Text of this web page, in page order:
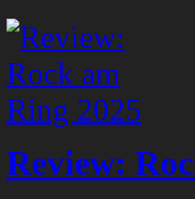
Review: